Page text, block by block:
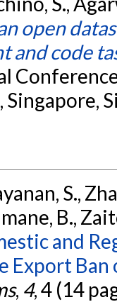
open
and code
Singapore,
S.,
B.,
and
Export Ban
, 4, 4 (14